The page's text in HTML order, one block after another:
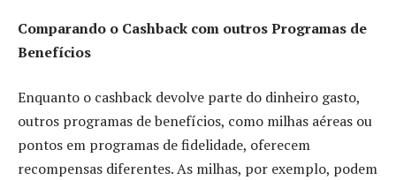
Comparando o Cashback com outros Programas de
Benefícios
Enquanto o cashback devolve parte do dinheiro gasto,
outros programas de benefícios, como milhas aéreas ou
pontos em programas de fidelidade, oferecem
recompensas diferentes. As milhas, por exemplo, podem